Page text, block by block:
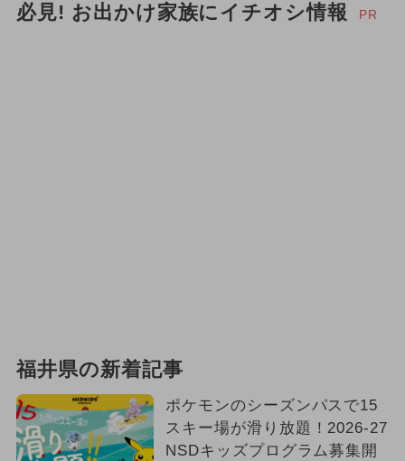
必見! お出かけ家族にイチオシ情報 PR
福井県の新着記事
ポケモンのシーズンパスで15
スキー場が滑り放題！2026-27
NSDキッズプログラム募集開